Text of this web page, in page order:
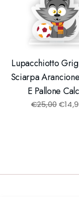
Lupacchiotto
Sciarpa
E Pallone
€25,00€